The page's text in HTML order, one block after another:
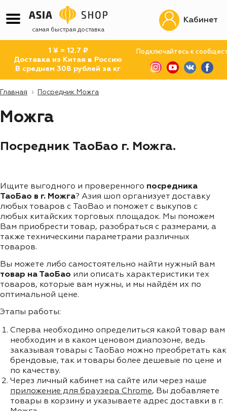
самая быстрая доставка
1 ¥ = 12.7 ₽
Доставка из Китая в Россию
В среднем 308 рублей за кг
Подключайтесь к
Кабинет
Главная Посредник Можга
Можга
Посредник ТаоБао г. Можга.
Ищите выгодного и проверенного посредника
ТаоБао в г. Можга? Азия шоп организует доставку
любых товаров с TaoBao и поможет с выкупов с
любых китайских торговых площадок. Мы поможем
Вам приобрести товар, разобраться с размерами, а
также техническими параметрами различных
товаров.
Вы можете либо самостоятельно найти нужный вам
товар на ТаоБао или описать характеристики тех
товаров, которые вам нужны, и мы найдём их по
оптимальной цене.
Этапы работы:
Сперва необходимо определиться какой товар вам
необходим и в каком ценовом диапозоне, ведь
заказывая товары с ТаоБао можно преобретать как
брендовые, так и товары более дешевые по цене и
по качеству.
Через личный кабинет на сайте или через наше
приложение для браузера Chrome, Вы добавляете
товары в корзину и указываете адрес доставки в г.